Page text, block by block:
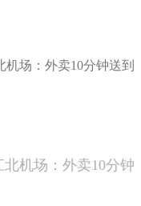
机场：外卖10分钟